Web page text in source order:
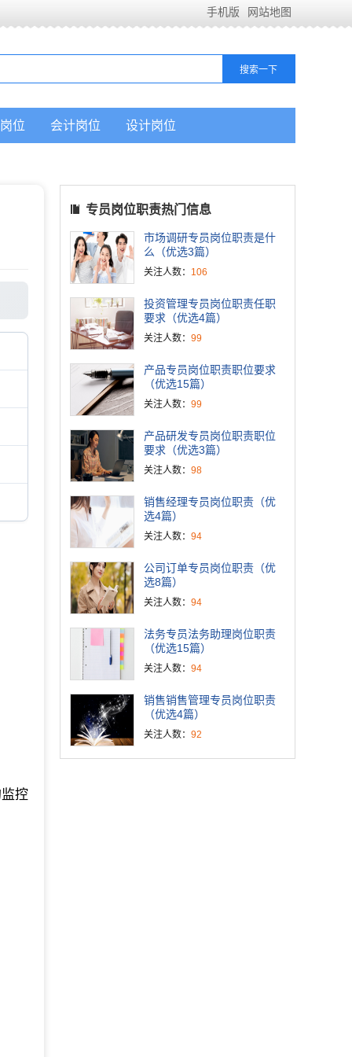
手机版 网站地图
位 会计岗位 设计岗位
控
专员岗位职责热门信息
市场调研专员岗位职责是什
么（优选3篇）
关注人数： 106
投资管理专员岗位职责任职
要求（优选4篇）
关注人数： 99
产品专员岗位职责职位要求
（优选15篇）
关注人数： 99
产品研发专员岗位职责职位
要求（优选3篇）
关注人数： 98
销售经理专员岗位职责（优
选4篇）
关注人数： 94
公司订单专员岗位职责（优
选8篇）
关注人数： 94
法务专员法务助理岗位职责
（优选15篇）
关注人数： 94
销售销售管理专员岗位职责
（优选4篇）
关注人数： 92